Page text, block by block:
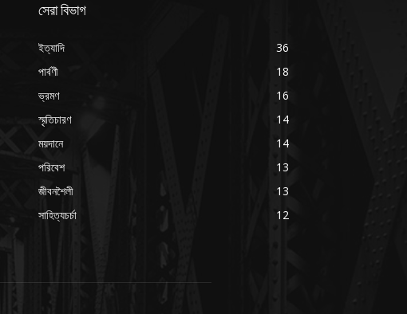
সেরা বিভাগ
ইত্যাদি
36
পার্বণী
18
ভ্রমণ
16
স্মৃতিচারণ
14
ময়দানে
14
পরিবেশ
13
জীবনশৈলী
13
সাহিত্যচর্চা
12